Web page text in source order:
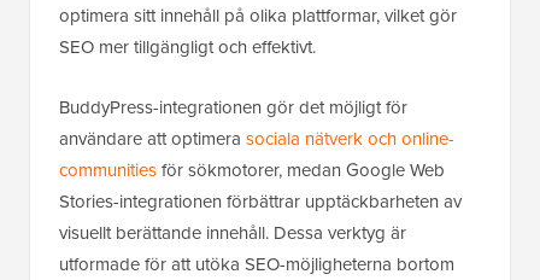
optimera sitt innehåll på olika plattformar, vilket gör
SEO mer tillgängligt och effektivt.
BuddyPress-integrationen gör det möjligt för
användare att optimera sociala nätverk och online-
communitiesför sökmotorer, medan Google Web
Stories-integrationen förbättrar upptäckbarheten av
visuellt berättande innehåll. Dessa verktyg är
utformade för att utöka SEO-möjligheterna bortom